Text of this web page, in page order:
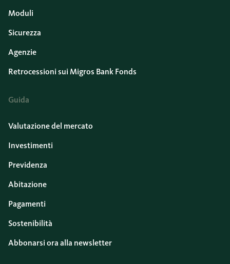
Moduli
Sicurezza
Agenzie
Retrocessioni sui Migros Bank Fonds
Guida
Valutazione del mercato
Investimenti
Previdenza
Abitazione
Pagamenti
Sostenibilità
Abbonarsi ora alla newsletter